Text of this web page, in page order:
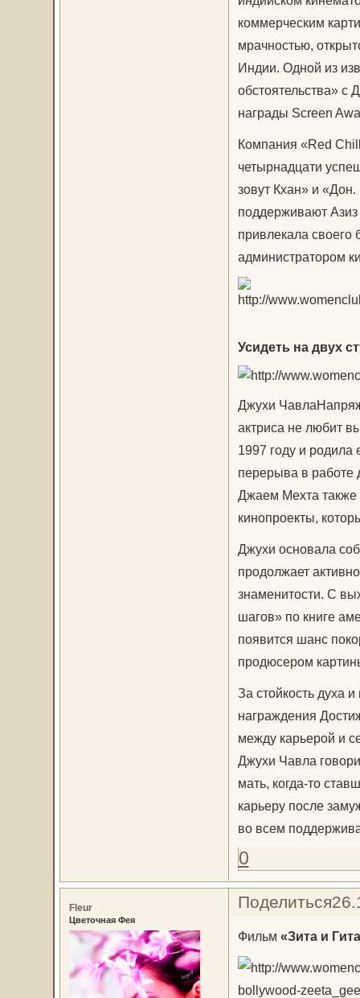
коммерческим
мрачностью,
Индии. Одной из
обстоятельства» с
награды Screen
Компания «Red
четырнадцати
зовут Кхан» и
поддерживают
привлекала
администратором
Усидеть на двух
Джухи
актриса не любит
1997 году и родила
перерыва в работе
Джаем Мехта также
кинопроекты,
Джухи основала
продолжает
знаменитости. С
шагов» по книге
появится шанс
продюсером
За стойкость духа
награждения
между карьерой и
Джухи Чавла
мать, когда-то
карьеру после
во всем
0
Поделиться
Fleur
Цветочная Фея
Фильм «Зита и